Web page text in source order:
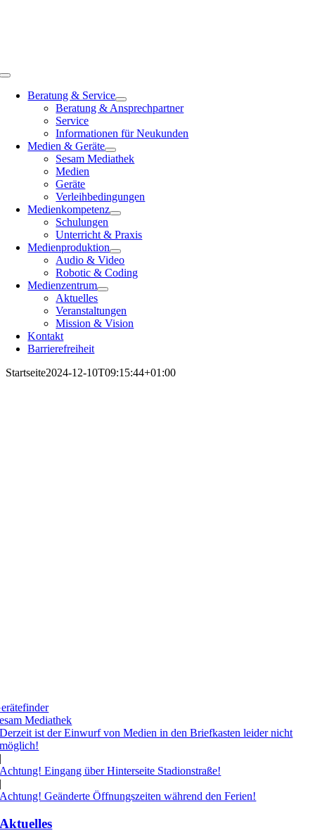
Toggle
NavigationBeratung & Service
Beratung & Ansprechpartner
Service
Informationen für Neukunden
Medien & Geräte
Sesam Mediathek
Medien
Geräte
Verleihbedingungen
Medienkompetenz
Schulungen
Unterricht & Praxis
Medienproduktion
Audio & Video
Robotic & Coding
Medienzentrum
Aktuelles
Veranstaltungen
Mission & Vision
Kontakt
Barrierefreiheit
Startseite2024-12-10T09:15:44+01:00
Mediathek
Derzeit ist der Einwurf von Medien in den Briefkasten leider nicht
möglich!
|
Achtung! Eingang über Hinterseite Stadionstraße!
|
Achtung! Geänderte Öffnungszeiten während den Ferien!
Aktuelles